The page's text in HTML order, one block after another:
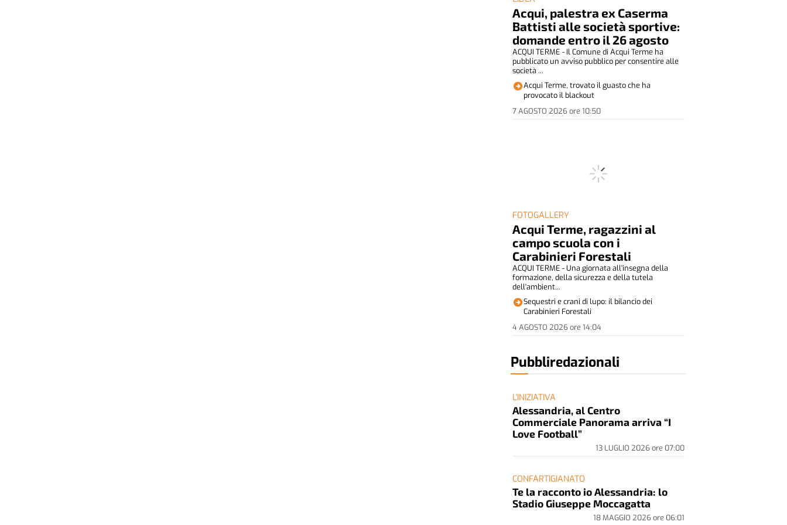
Acqui, palestra ex Caserma
Battisti alle società sportive:
domande entro il 26 agosto
7 AGOSTO 2026ore 10:50
ACQUI TERME - Il Comune di Acqui Terme ha
pubblicato un avviso pubblico per consentire alle
società ...
Acqui Terme, trovato il guasto che ha
provocato il blackout
FOTOGALLERY
Acqui Terme, ragazzini al
campo scuola con i
Carabinieri Forestali
4 AGOSTO 2026ore 14:04
ACQUI TERME - Una giornata all'insegna della
formazione, della sicurezza e della tutela
dell'ambient...
Sequestri e crani di lupo: il bilancio dei
Carabinieri Forestali
Pubbliredazionali
L'INIZIATIVA
Alessandria, al Centro
Commerciale Panorama arriva “I
Love Football”
13 LUGLIO 2026ore 07:00
CONFARTIGIANATO
Te la racconto io Alessandria: lo
Stadio Giuseppe Moccagatta
18 MAGGIO 2026ore 06:01